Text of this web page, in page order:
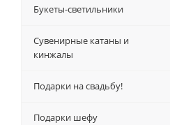
Букеты-светильники
Сувенирные катаны и
кинжалы
Подарки на свадьбу!
Подарки шефу